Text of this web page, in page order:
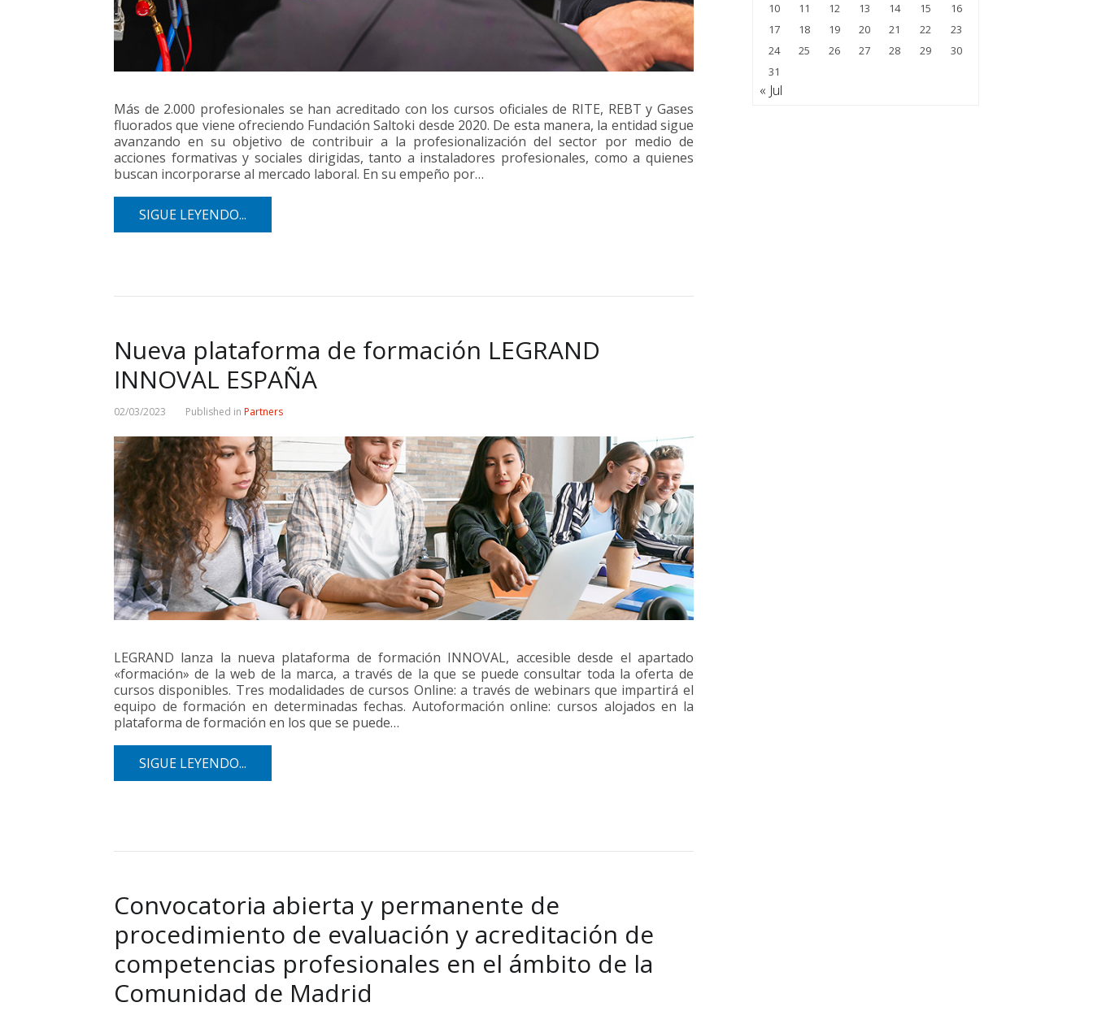
Más de 2.000 profesionales se han acreditado con los cursos oficiales de RITE, REBT y Gases
fluorados que viene ofreciendo Fundación Saltoki desde 2020. De esta manera, la entidad sigue
avanzando en su objetivo de contribuir a la profesionalización del sector por medio de
acciones formativas y sociales dirigidas, tanto a instaladores profesionales, como a quienes
buscan incorporarse al mercado laboral. En su empeño por…
SIGUE LEYENDO...
Nueva plataforma de formación LEGRAND
INNOVAL ESPAÑA
02/03/2023 Published in Partners
LEGRAND lanza la nueva plataforma de formación INNOVAL, accesible desde el apartado
«formación» de la web de la marca, a través de la que se puede consultar toda la oferta de
cursos disponibles. Tres modalidades de cursos Online: a través de webinars que impartirá el
equipo de formación en determinadas fechas. Autoformación online: cursos alojados en la
plataforma de formación en los que se puede…
SIGUE LEYENDO...
Convocatoria abierta y permanente de
procedimiento de evaluación y acreditación de
competencias profesionales en el ámbito de la
Comunidad de Madrid
10
11 12 13 14 15
16
17
18 19 20 21 22
23
24
25 26 27 28 29
30
31
« Jul